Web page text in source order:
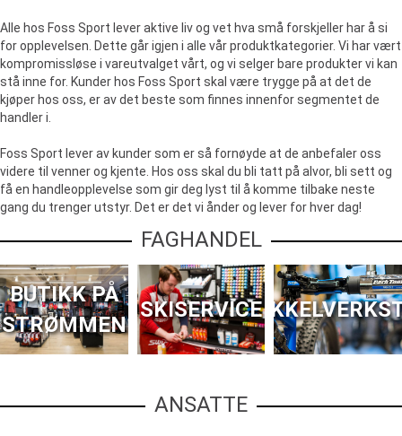
Alle hos Foss Sport lever aktive liv og vet hva små forskjeller har å si
for opplevelsen. Dette går igjen i alle vår produktkategorier. Vi har vært
kompromissløse i vareutvalget vårt, og vi selger bare produkter vi kan
stå inne for. Kunder hos Foss Sport skal være trygge på at det de
kjøper hos oss, er av det beste som finnes innenfor segmentet de
handler i.
Foss Sport lever av kunder som er så fornøyde at de anbefaler oss
videre til venner og kjente. Hos oss skal du bli tatt på alvor, bli sett og
få en handleopplevelse som gir deg lyst til å komme tilbake neste
gang du trenger utstyr. Det er det vi ånder og lever for hver dag!
FAGHANDEL
BUTIKK PÅ
STRØMMEN
SKISERVICE
ANSATTE